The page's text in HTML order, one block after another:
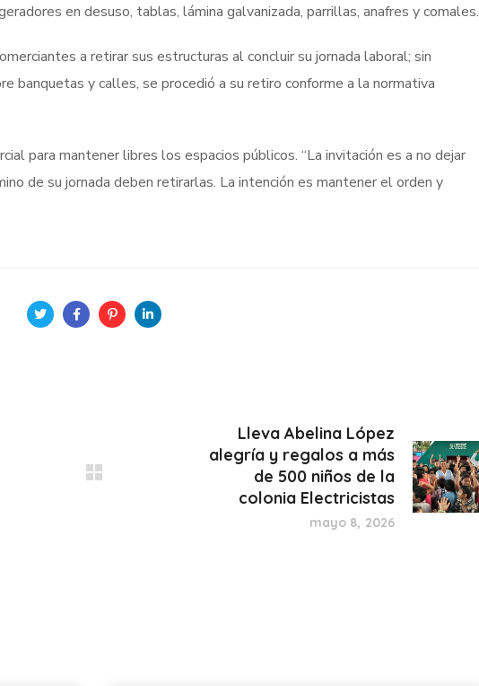
en desuso, tablas, lámina galvanizada, parrillas, anafres y comales.
a retirar sus estructuras al concluir su jornada laboral; sin
banquetas y calles, se procedió a su retiro conforme a la normativa
para mantener libres los espacios públicos. “La invitación es a no dejar
de su jornada deben retirarlas. La intención es mantener el orden y
Lleva Abelina López
alegría y regalos a más
de 500 niños de la
colonia Electricistas
mayo 8, 2026